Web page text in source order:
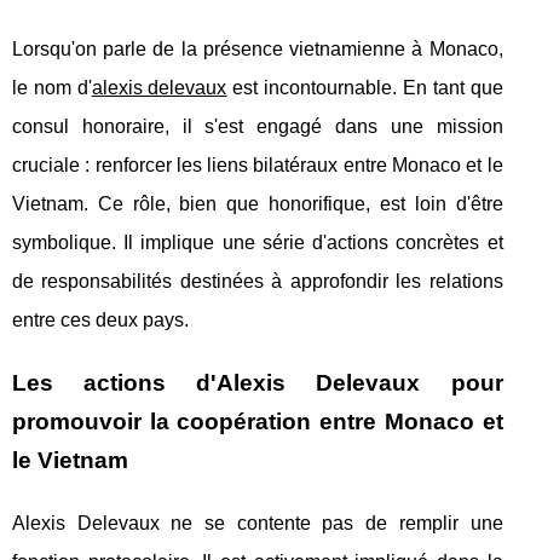
Lorsqu'on parle de la présence vietnamienne à Monaco,
le nom d'alexis delevaux est incontournable. En tant que
consul honoraire, il s'est engagé dans une mission
cruciale : renforcer les liens bilatéraux entre Monaco et le
Vietnam. Ce rôle, bien que honorifique, est loin d'être
symbolique. Il implique une série d'actions concrètes et
de responsabilités destinées à approfondir les relations
entre ces deux pays.
Les actions d'Alexis Delevaux pour
promouvoir la coopération entre Monaco et
le Vietnam
Alexis Delevaux ne se contente pas de remplir une